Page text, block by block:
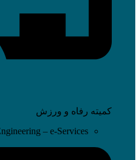
کمیته رفاه و ورزش
– e-Services